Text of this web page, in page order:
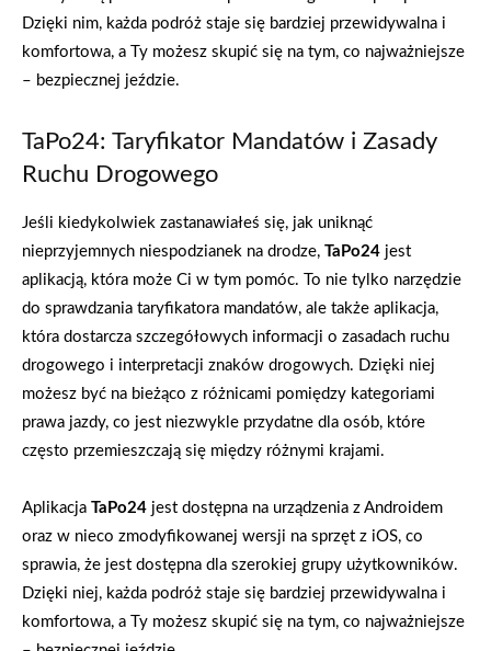
Dzięki nim, każda podróż staje się bardziej przewidywalna i
komfortowa, a Ty możesz skupić się na tym, co najważniejsze
– bezpiecznej jeździe.
TaPo24: Taryfikator Mandatów i Zasady
Ruchu Drogowego
Jeśli kiedykolwiek zastanawiałeś się, jak uniknąć
nieprzyjemnych niespodzianek na drodze, TaPo24 jest
aplikacją, która może Ci w tym pomóc. To nie tylko narzędzie
do sprawdzania taryfikatora mandatów, ale także aplikacja,
która dostarcza szczegółowych informacji o zasadach ruchu
drogowego i interpretacji znaków drogowych. Dzięki niej
możesz być na bieżąco z różnicami pomiędzy kategoriami
prawa jazdy, co jest niezwykle przydatne dla osób, które
często przemieszczają się między różnymi krajami.
Aplikacja TaPo24 jest dostępna na urządzenia z Androidem
oraz w nieco zmodyfikowanej wersji na sprzęt z iOS, co
sprawia, że jest dostępna dla szerokiej grupy użytkowników.
Dzięki niej, każda podróż staje się bardziej przewidywalna i
komfortowa, a Ty możesz skupić się na tym, co najważniejsze